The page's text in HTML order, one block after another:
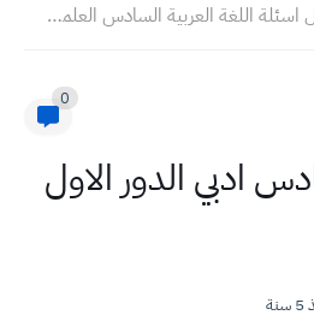
حل اسئلة اللغة العربية السادس العلمي احيائي 2022 الدور الاول
0
ادبي الدور الاول